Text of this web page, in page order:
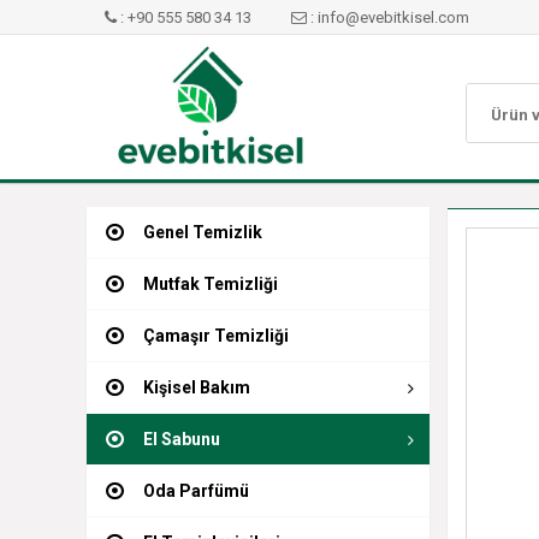
: +90 555 580 34 13 : info@evebitkisel.com
Genel Temizlik
Mutfak Temizliği
Çamaşır Temizliği
Kişisel Bakım
El Sabunu
Oda Parfümü